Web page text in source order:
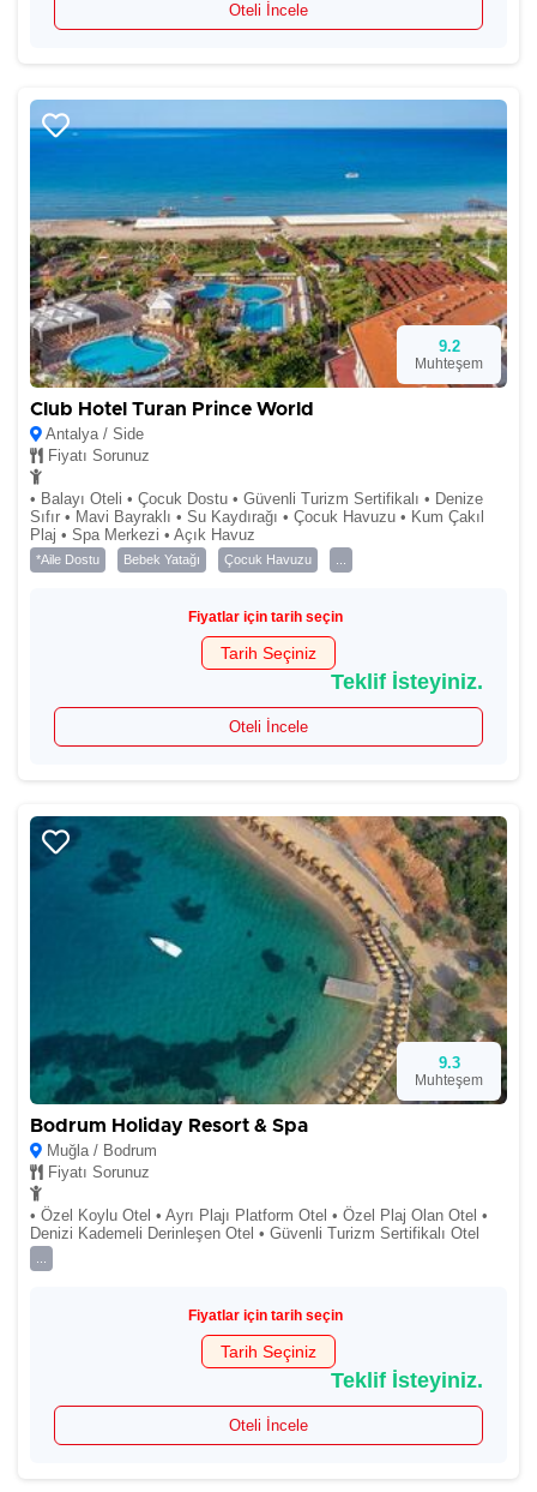
Oteli İncele
9.2
Muhteşem
Club Hotel Turan Prince World
Antalya / Side
Fiyatı Sorunuz
• Balayı Oteli • Çocuk Dostu • Güvenli Turizm Sertifikalı • Denize
Sıfır • Mavi Bayraklı • Su Kaydırağı • Çocuk Havuzu • Kum Çakıl
Plaj • Spa Merkezi • Açık Havuz
*Aile Dostu Bebek Yatağı Çocuk Havuzu
Fiyatlar için tarih seçin
Tarih Seçiniz
Teklif İsteyiniz.
Oteli İncele
9.3
Muhteşem
Bodrum Holiday Resort & Spa
Muğla / Bodrum
Fiyatı Sorunuz
• Özel Koylu Otel • Ayrı Plajı Platform Otel • Özel Plaj Olan Otel •
Denizi Kademeli Derinleşen Otel • Güvenli Turizm Sertifikalı Otel
Fiyatlar için tarih seçin
Tarih Seçiniz
Teklif İsteyiniz.
Oteli İncele